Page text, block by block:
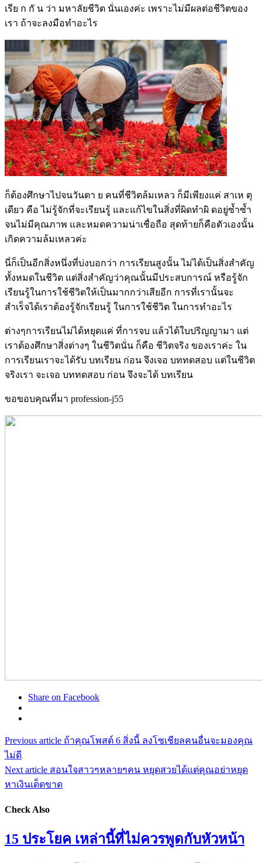
เรีย ก กั น ว่า มหาลัยชีวิต นั่นเองค่ะ เพราะไม่มีผลต่อชีวิตของ
เรา ถ้าจะลงมือทำอะไร
ก็ต้องศึกษาไปจนวันตา ย คนที่ชีวิตล้มเหลว ก็มีเพียงแค่ สาเห ตุ
เดียว คือ ไม่รู้จักที่จะเรียนรู้ และแก้ไขในสิ่งที่ผิดทำผิ ดอยู่ซ้ำซ้ำ
จนไม่มีคุณภาพ และหมดความน่าเชื่อถือ สุดท้ายก็คือตัวเองนั้น
เกิดความล้มเหลวค่ะ
นี่ก็เป็นอีกสิ่งหนึ่งที่บ่งบอกว่า การเรียนสูงนั้น ไม่ได้เป็นสิ่งสำคัญ
ทั้งหมดในชีวิต แต่สิ่งสำคัญว่าคุณนั้นมีประสบการณ์ หรือรู้จัก
เรียนรู้ในการใช้ชีวิตให้เป็นมากกว่าเสียอีก การที่เรานั้นจะ
สำเร็จได้เราต้องรู้จักเรียนรู้ ในการใช้ชีวิต ในการทำอะไร
ต่างๆการเรียนไม่ได้หยุดแค่ ที่การจบ แล้วได้ใบปริญญามา แต่
เราต้องศึกษาสิ่งต่างๆ ในชีวิตนั่น ก็คือ ชีวิตจริง ของเราค่ะ ใน
การเรียนเราจะได้รับ บทเรียน ก่อน จึงเจอ บททดสอบ แต่ในชีวิต
จริงเรา จะเจอ บททดสอบ ก่อน จึงจะได้ บทเรียน
ขอขอบคุณที่มา profession-j55
Share on Facebook
Previous article ถ้าคุณโพสต์ 6 สิ่งนี้ ลงโซเชียลคนอื่นจะมองคุณ
ไม่ดี
Next article สอนใจสาวๆหลายๆคน หยุดสวยได้แต่คุณอย่าหยุด
หาเงินเด็ดขาด
Check Also
15 ประโยค เหล่านี้ที่ไม่ควรพูดกับหัวหน้า